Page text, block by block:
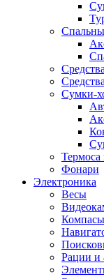
Сумки-
Фонари
Электроника
Весы
Рации и